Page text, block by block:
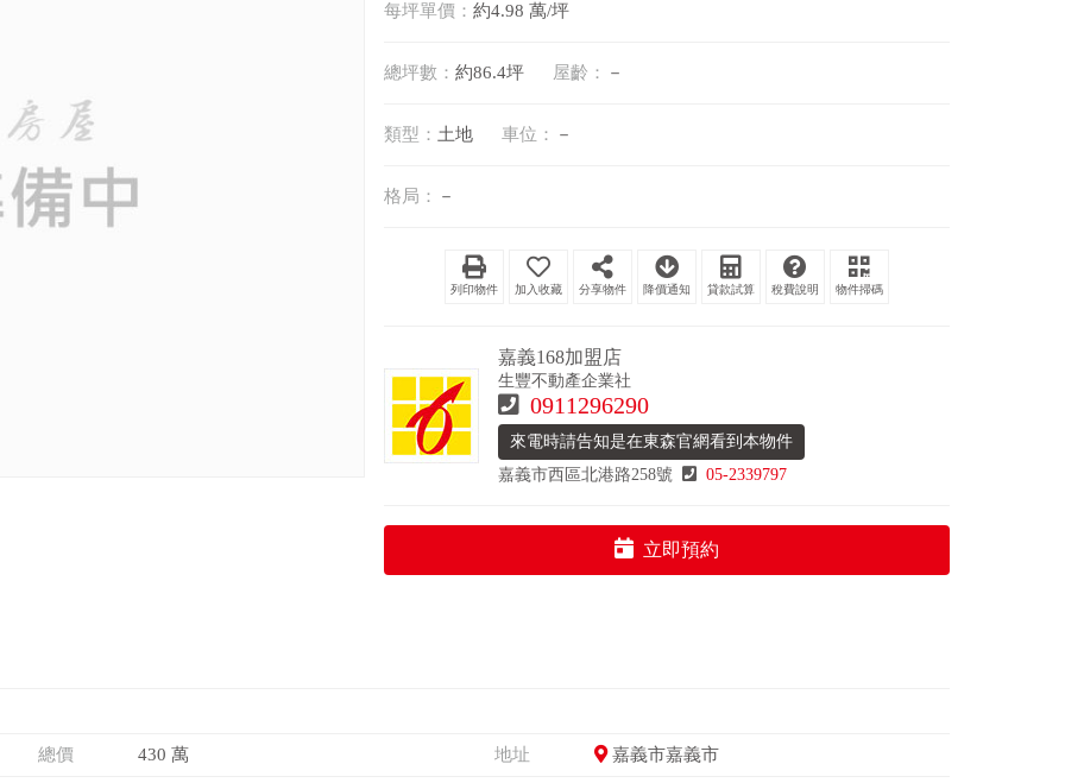
每坪單價： 約4.98 萬/坪
總坪數： 約86.4坪 屋齡： －
類型： 土地 車位： －
格局： －
列印物件 分享物件 降價通知 貸款試算 稅費說明 物件掃碼
嘉義168加盟店
生豐不動產企業社
0911296290
來電時請告知是在東森官網看到本物件
嘉義市西區北港路258號
05-2339797
立即預約
總價 430 萬 地址 嘉義市嘉義市